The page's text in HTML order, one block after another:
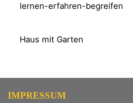
lernen-erfahren-begreifen
Haus mit Garten
IMPRESSUM